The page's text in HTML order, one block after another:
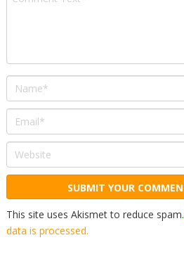
This site uses Akismet to reduce spam.
data is processed.